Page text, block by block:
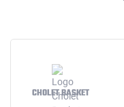
CHOLET BASKET